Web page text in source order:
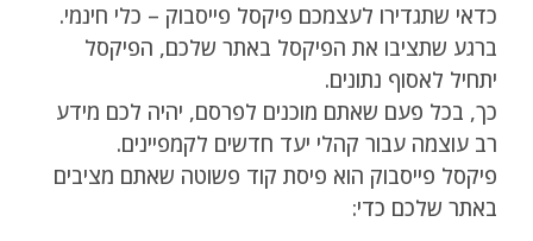
כדאי שתגדירו לעצמכם פיקסל פייסבוק – כלי חינמי.
ברגע שתציבו את הפיקסל באתר שלכם, הפיקסל
יתחיל לאסוף נתונים.
כך, בכל פעם שאתם מוכנים לפרסם, יהיה לכם מידע
רב עוצמה עבור קהלי יעד חדשים לקמפיינים.
פיקסל פייסבוק הוא פיסת קוד פשוטה שאתם מציבים
באתר שלכם כדי: